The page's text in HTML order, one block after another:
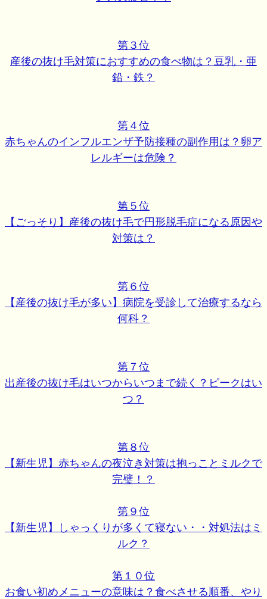
第３位
産後の抜け毛対策におすすめの食べ物は？豆乳・亜
鉛・鉄？
第４位
赤ちゃんのインフルエンザ予防接種の副作用は？卵ア
レルギーは危険？
第５位
【ごっそり】産後の抜け毛で円形脱毛症になる原因や
対策は？
第６位
【産後の抜け毛が多い】病院を受診して治療するなら
何科？
第７位
出産後の抜け毛はいつからいつまで続く？ピークはい
つ？
第８位
【新生児】赤ちゃんの夜泣き対策は抱っことミルクで
完璧！？
第９位
【新生児】しゃっくりが多くて寝ない・・対処法はミ
ルク？
第１０位
お食い初めメニューの意味は？食べさせる順番、やり